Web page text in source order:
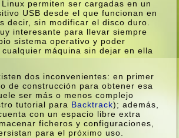
permiten ser cargadas en un
USB desde el que funcionan en
decir, sin modificar el disco duro.
interesante para llevar siempre
sistema operativo y poder
máquina sin dejar en ella
dos inconvenientes: en primer
de construcción para obtener esa
ser más o menos complejo
tutorial para Backtrack); además,
con un espacio libre extra
ficheros y configuraciones,
para el próximo uso.